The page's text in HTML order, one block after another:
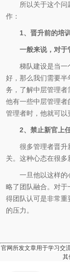
所以关于这个
作：
1、晋升前的培
一般来说，对于
梯队建设是当一
好，那么我们需要
务，了解中层管理
他有一些中层管理
管理者时，他就可以
2、禁止新官上
很多管理者晋升
关。这种心态在很多
一旦他以这样的
略了团队融合。对
得团队认可是非常
的压力。
官网所发文章用于学习交
其